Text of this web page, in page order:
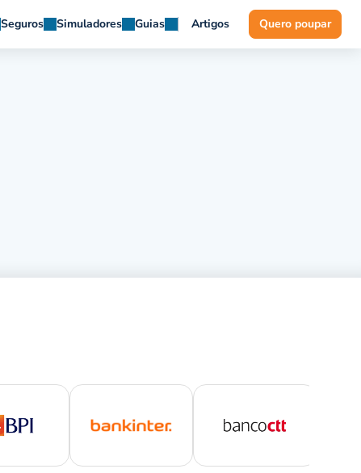
Seguros Simuladores Guias Artigos Quero poupar